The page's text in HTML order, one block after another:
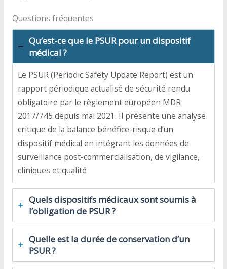
Questions fréquentes
Qu’est-ce que le PSUR pour un dispositif
médical ?
Le PSUR (Periodic Safety Update Report) est un
rapport périodique actualisé de sécurité rendu
obligatoire par le règlement européen MDR
2017/745 depuis mai 2021. Il présente une analyse
critique de la balance bénéfice-risque d’un
dispositif médical en intégrant les données de
surveillance post-commercialisation, de vigilance,
cliniques et qualité
Quels dispositifs médicaux sont soumis à
l’obligation de PSUR ?
Quelle est la durée de conservation d’un
PSUR ?